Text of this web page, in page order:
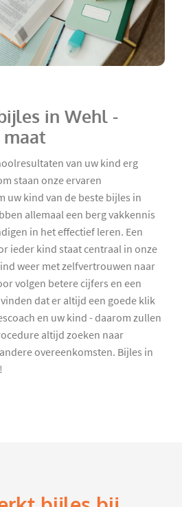
in Wehl -
van uw kind erg
staan onze ervaren
uw kind van de beste bijles in
allemaal een berg vakkennis
in het effectief leren. Een
ieder kind staat centraal in onze
weer met zelfvertrouwen naar
volgen betere cijfers en een
dat er altijd een goede klik
en uw kind - daarom zullen
altijd zoeken naar
overeenkomsten. Bijles in